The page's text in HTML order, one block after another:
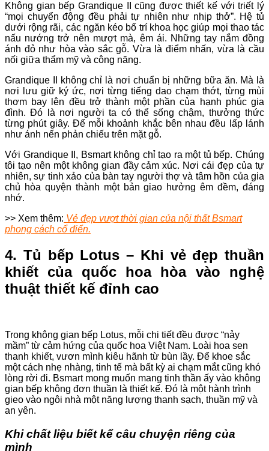
Không gian bếp Grandique II cũng được thiết kế với triết lý
“mọi chuyển động đều phải tự nhiên như nhịp thở”. Hệ tủ
dưới rộng rãi, các ngăn kéo bố trí khoa học giúp mọi thao tác
nấu nướng trở nên mượt mà, êm ái. Những tay nắm đồng
ánh đỏ như hòa vào sắc gỗ. Vừa là điểm nhấn, vừa là cầu
nối giữa thẩm mỹ và công năng.
Grandique II không chỉ là nơi chuẩn bị những bữa ăn. Mà là
nơi lưu giữ ký ức, nơi từng tiếng dao chạm thớt, từng mùi
thơm bay lên đều trở thành một phần của hạnh phúc gia
đình. Đó là nơi người ta có thể sống chậm, thưởng thức
từng phút giây. Để mỗi khoảnh khắc bên nhau đều lấp lánh
như ánh nến phản chiếu trên mặt gỗ.
Với Grandique II, Bsmart không chỉ tạo ra một tủ bếp. Chúng
tôi tạo nên một không gian đầy cảm xúc. Nơi cái đẹp của tự
nhiên, sự tinh xảo của bàn tay người thợ và tâm hồn của gia
chủ hòa quyện thành một bản giao hưởng êm đềm, đáng
nhớ.
>> Xem thêm: Vẻ đẹp vượt thời gian của nội thất Bsmart
phong cách cổ điển.
4. Tủ bếp Lotus – Khi vẻ đẹp thuần
khiết của quốc hoa hòa vào nghệ
thuật thiết kế đỉnh cao
Trong không gian bếp Lotus, mỗi chi tiết đều được “nảy
mầm” từ cảm hứng của quốc hoa Việt Nam. Loài hoa sen
thanh khiết, vươn mình kiêu hãnh từ bùn lầy. Để khoe sắc
một cách nhẹ nhàng, tinh tế mà bất kỳ ai chạm mắt cũng khó
lòng rời đi. Bsmart mong muốn mang tinh thần ấy vào không
gian bếp không đơn thuần là thiết kế. Đó là một hành trình
gieo vào ngôi nhà một năng lượng thanh sạch, thuần mỹ và
an yên.
Khi chất liệu biết kể câu chuyện riêng của
mình